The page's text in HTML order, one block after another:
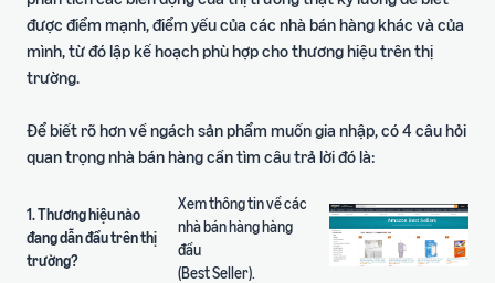
được điểm mạnh, điểm yếu của các nhà bán hàng khác và của
mình, từ đó lập kế hoạch phù hợp cho thương hiệu trên thị
trường.
Để biết rõ hơn về ngách sản phẩm muốn gia nhập, có 4 câu hỏi
quan trọng nhà bán hàng cần tìm câu trả lời đó là:
1. Thương hiệu nào
đang dẫn đầu trên thị
trường?
Xem thông tin về các
nhà bán hàng hàng
đầu
(Best Seller).